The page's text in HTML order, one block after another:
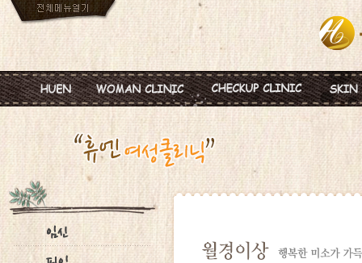
진료안내
진료시간
병원둘러보기
찾아오시는길
피임
월경이상
질염 및 성병
갱년기 및 폐경
여성성형
혈액종합검진
미혼여성검진
초기임신검진